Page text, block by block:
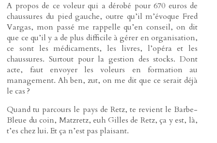
A propos de ce voleur qui a dérobé pour 670 euros de
chaussures du pied gauche, outre qu’il m’évoque Fred
Vargas, mon passé me rappelle qu’en conseil, on dit
que ce qu’il y a de plus difficile à gérer en organisation,
ce sont les médicaments, les livres, l’opéra et les
chaussures. Surtout pour la gestion des stocks. Dont
acte, faut envoyer les voleurs en formation au
management. Ah ben, zut, on me dit que ce serait déjà
le cas ?
Quand tu parcours le pays de Retz, te revient le Barbe-
Bleue du coin, Matzretz, euh Gilles de Retz, ça y est, là,
t’es chez lui. Et ça n’est pas plaisant.